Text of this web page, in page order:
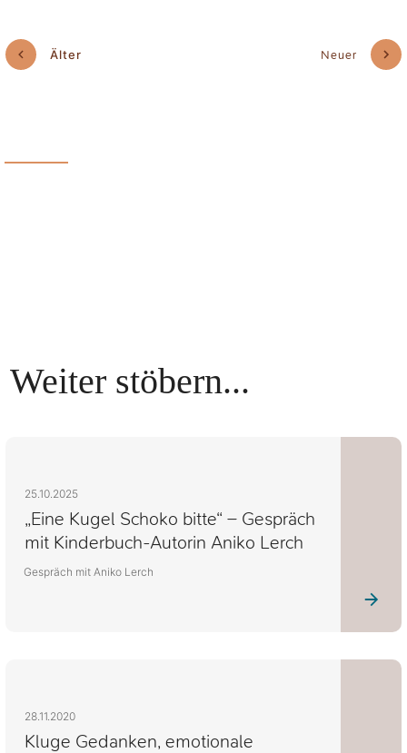
Älter Neuer
Weiter stöbern...
25.10.2025
„Eine Kugel Schoko bitte“ – Gespräch
mit Kinderbuch-Autorin Aniko Lerch
Gespräch mit Aniko Lerch
28.11.2020
Kluge Gedanken, emotionale